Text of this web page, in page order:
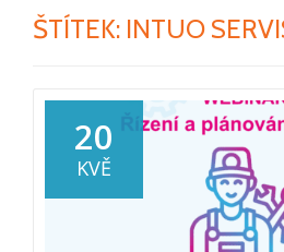
ŠTÍTEK: INTUO
20
KVĚ